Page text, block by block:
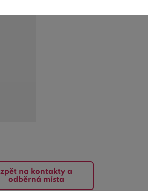
zpět na kontakty a
odběrná místa